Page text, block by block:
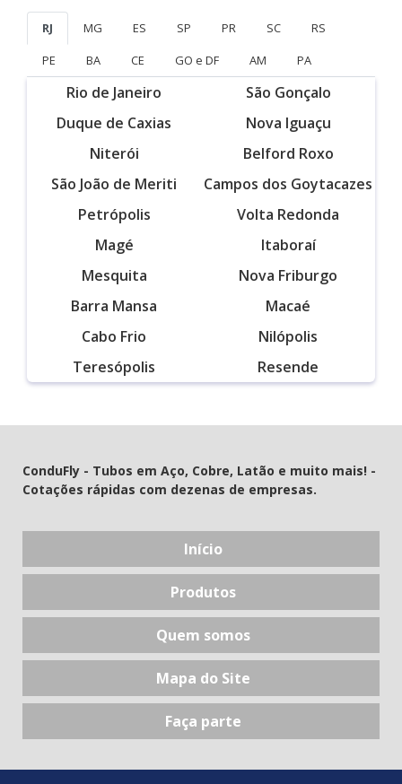
RJ MG ES SP PR SC
RS
PE
BA CE GO e DF AM PA
Rio de Janeiro
São Gonçalo
Duque de Caxias
Nova Iguaçu
Niterói
Belford Roxo
São João de Meriti
Campos dos Goytacazes
Petrópolis
Volta Redonda
Magé
Itaboraí
Mesquita
Nova Friburgo
Barra Mansa
Macaé
Cabo Frio
Nilópolis
Teresópolis
Resende
ConduFly - Tubos em Aço, Cobre, Latão e muito mais! -
Cotações rápidas com dezenas de empresas.
Início
Produtos
Quem somos
Mapa do Site
Faça parte